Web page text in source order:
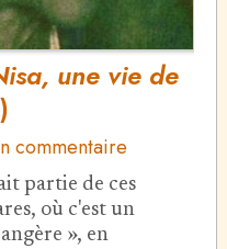
une vie de
commentaire
partie de ces
où c'est un
», en